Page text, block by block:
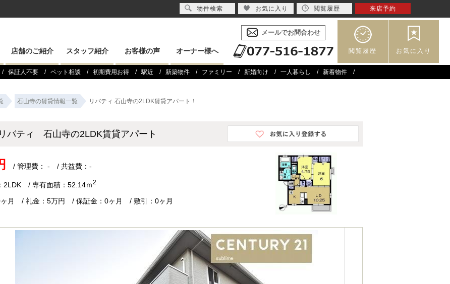
店舗のご紹介 スタッフ紹介 お客様の声 オーナー様へ
メールでお問合わせ
閲覧履歴 お気に入り
保証人不要 ペット相談 初期費用お得 駅近 新築物件 ファミリー 新婚向け 一人暮らし 新着物件
石山寺の賃貸情報一覧 リバティ 石山寺の2LDK賃貸アパート！
リバティ 石山寺の2LDK賃貸アパート
/ 管理費： - / 共益費：-
2LDK / 専有面積：52.14ｍ2
ヶ月 / 礼金：5万円 / 保証金：0ヶ月 / 敷引：0ヶ月
物件検索 お気に入り 閲覧履歴 来店予約